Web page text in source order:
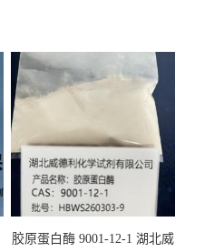
胶原蛋白酶 9001-12-1 湖北威